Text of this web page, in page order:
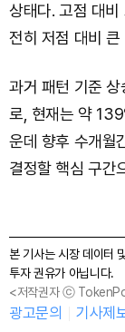
상태다. 고점 대비
전히 저점 대비
과거 패턴 기준
로, 현재는 약
운데 향후 수개월
결정할 핵심 구간
본 기사는 시장 데이터
투자 권유가 아닙니다.
<저작권자 ⓒ
광고문의 기사제